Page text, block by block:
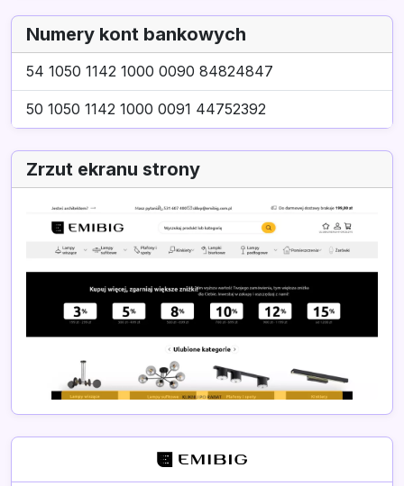
Numery kont bankowych
54 1050 1142 1000 0090 84824847
50 1050 1142 1000 0091 44752392
Zrzut ekranu strony